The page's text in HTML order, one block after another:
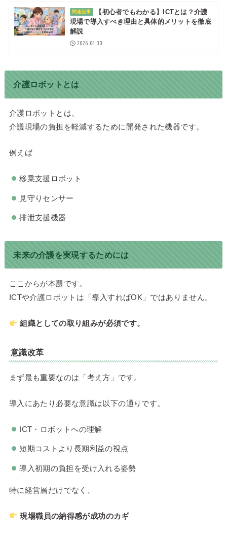
関連記事
【初心者でもわかる】ICTとは？介護
現場で導入すべき理由と具体的メリットを徹底
解説
2026.04.30
介護ロボットとは
介護ロボットとは、
介護現場の負担を軽減するために開発された機器です。
例えば
移乗支援ロボット
見守りセンサー
排泄支援機器
未来の介護を実現するためには
ここからが本題です。
ICTや介護ロボットは「導入すればOK」ではありません。
組織としての取り組みが必須です。
意識改革
まず最も重要なのは「考え方」です。
導入にあたり必要な意識は以下の通りです。
ICT・ロボットへの理解
短期コストより長期利益の視点
導入初期の負担を受け入れる姿勢
特に経営層だけでなく、
現場職員の納得感が成功のカギ